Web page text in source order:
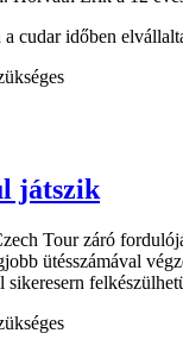
cudar időben
játszik
Tour záró
ütésszámával